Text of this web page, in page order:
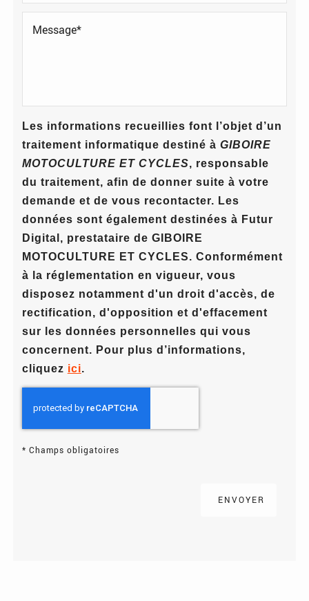
Les informations recueillies font l’objet d’un
traitement informatique destiné à GIBOIRE
MOTOCULTURE ET CYCLES, responsable
du traitement, afin de donner suite à votre
demande et de vous recontacter. Les
données sont également destinées à Futur
Digital, prestataire de GIBOIRE
MOTOCULTURE ET CYCLES. Conformément
à la réglementation en vigueur, vous
disposez notamment d'un droit d'accès, de
rectification, d'opposition et d'effacement
sur les données personnelles qui vous
concernent. Pour plus d’informations,
cliquez ici.
* Champs obligatoires